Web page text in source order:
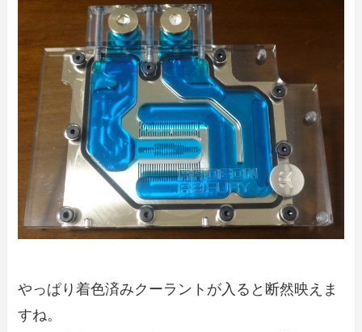
やっぱり着色済みクーラントが入ると断然映えま
すね。